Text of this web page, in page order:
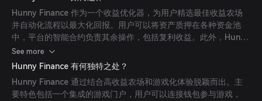
Hunny Finance 作为一个收益优化器，为用户精选最佳收益农场
并自动化流程以最大化回报。用户可以将资产质押在各种资金池
中，平台的智能合约负责其余操作，包括复利收益。此外，Hunny
Finance 融入了游戏化元素，允许用户参与集成的游戏并获得奖
励。
See more
Hunny Finance 有何独特之处？
Hunny Finance 通过结合高收益农场和游戏化体验脱颖而出。主
要特色包括一个集成的游戏门户，用户可以连接钱包参与游戏，